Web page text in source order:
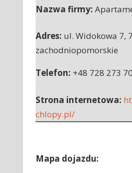
Nazwa firmy:
Adres: ul. Widokowa 7,
zachodniopomorskie
Telefon: +48 728 273
Strona internetowa:
chlopy.pl/
Mapa dojazdu: